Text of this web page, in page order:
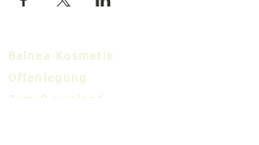
Balnea Kosmetik
Offenlegung
Zum Download